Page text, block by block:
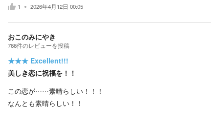
1 2026年4月12日 00:05
おこのみにやき
766件のレビューを投稿
★★★ Excellent!!!
美しき恋に祝福を！！
この恋が……素晴らしい！！！
なんとも素晴らしい！！